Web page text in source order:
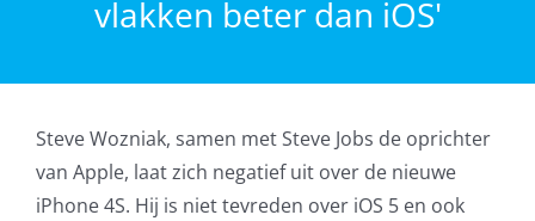
Cloud Computing
VOIP
vlakken beter dan iOS'
Steve Wozniak, samen met Steve Jobs de oprichter
van Apple, laat zich negatief uit over de nieuwe
iPhone 4S. Hij is niet tevreden over iOS 5 en ook